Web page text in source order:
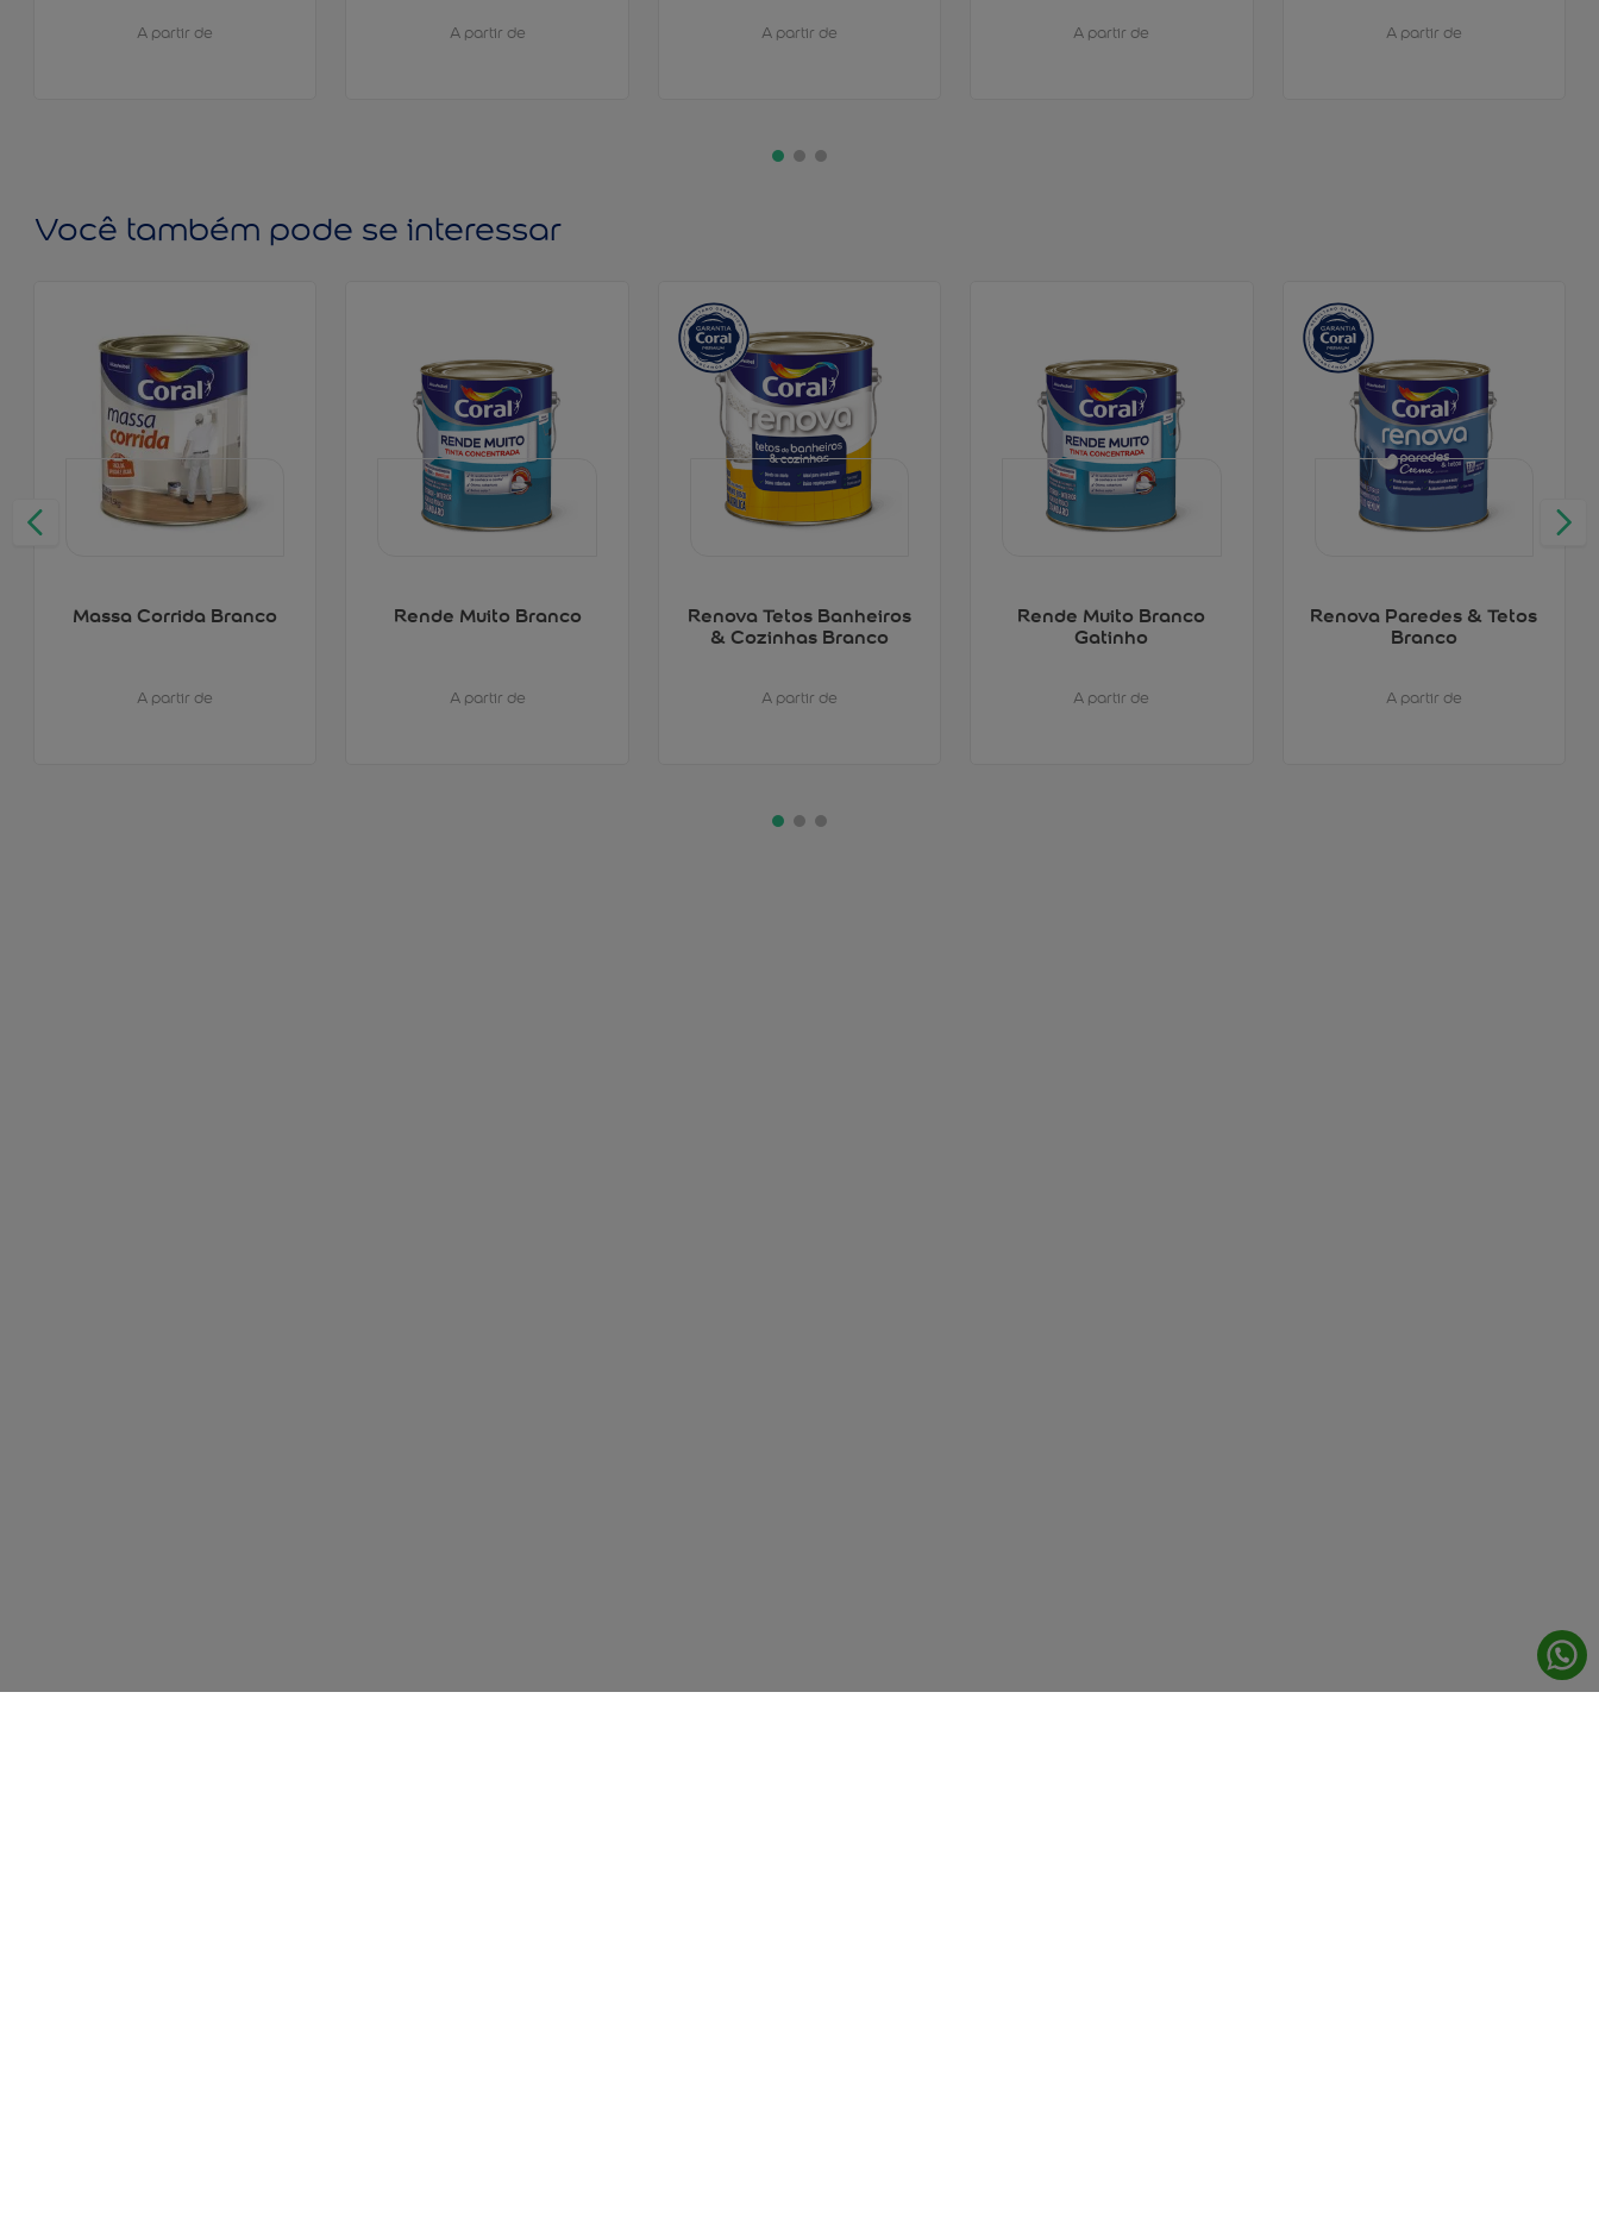
A partir de A partir de A partir de A partir de A partir de
Você também pode se interessar
Massa Corrida Branco
A partir de
Rende Muito Branco
A partir de
Renova Tetos Banheiros
& Cozinhas Branco
A partir de
Rende Muito Branco
Gatinho
A partir de
Renova Paredes & Tetos
Branco
A partir de